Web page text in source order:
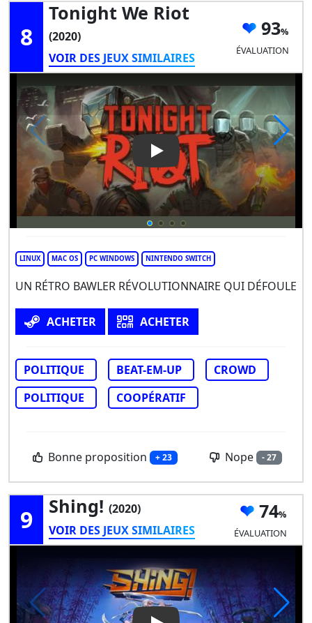
8
Tonight We Riot
(2020)
VOIR DES JEUX SIMILAIRES
93
ÉVALUATION
Play Video: Tonight We Riot
LINUX MAC OS PC WINDOWS NINTENDO SWITCH
UN RÉTRO BAWLER RÉVOLUTIONNAIRE QUI DÉFOULE
ACHETER ACHETER
POLITIQUE BEAT-EM-UP
CROWD
POLITIQUE
COOPÉRATIF
Bonne proposition + 23 Nope - 27
9 Shing! (2020)
VOIR DES JEUX SIMILAIRES
74
ÉVALUATION